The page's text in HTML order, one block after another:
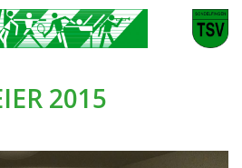
2015